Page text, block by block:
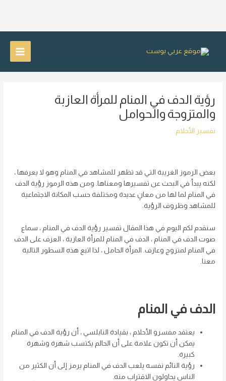
Main
رؤية الدف في المنام للمرأة العازبة
والمتزوجة والحوامل
تفسير الأحلام
بعض الرموز الغريبة التي قد تظهر للمشاهد في المنام وهو لا يعرفها ،
لكنه يبدأ في البحث عن تفسيرها ومعناها. ومن هذه الرموز رؤية الدف
في المنام لما لها من معانٍ عديدة ومختلفة حسب المكانة الاجتماعية
للمشاهد وظروف الرؤية.
سنقدم لكم اليوم في هذا المقال تفسير رؤية الدف في المنام ، سماع
صوت الدف في المنام ، الدف في المنام للمرأة العازبة ، العزف على الدف
في المنام لمتزوج وعازف. المرأة الحامل ، لذا اتبع هذه السطور التالية
معنا.
الدف في المنام
يعتقد مفسرو الأحلام ، بقيادة النابلسي ، أن رؤية الدف في المنام
يمكن أن تكون علامة على أن الحالم يكتسب شهرة وشهرة
كبيرة.
رؤية النائم نفسه يلعب الدف في المنام يرمز إلى أن الكثير من
الناس يحاولون الاقتراب منه.